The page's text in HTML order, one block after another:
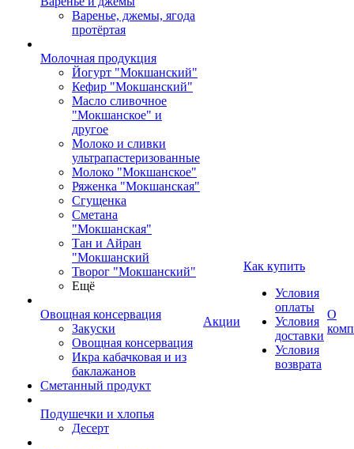
Варенье, джемы, ягода
протёртая
Молочная продукция
Йогурт "Мокшанский"
Кефир "Мокшанский"
Масло сливочное
"Мокшанское" и
другое
Молоко и сливки
ультрапастеризованные
Молоко "Мокшанское"
Ряженка "Мокшанская"
Сгущенка
Сметана
"Мокшанская"
Тан и Айран
"Мокшанский
Творог "Мокшанский"
Ещё
Овощная консервация
Закуски
Овощная консервация
Икра кабачковая и из
баклажанов
Сметанный продукт
Подушечки и хлопья
Десерт
Акции
Как купить
Условия
оплаты
Условия
доставки
Условия
возврата
О